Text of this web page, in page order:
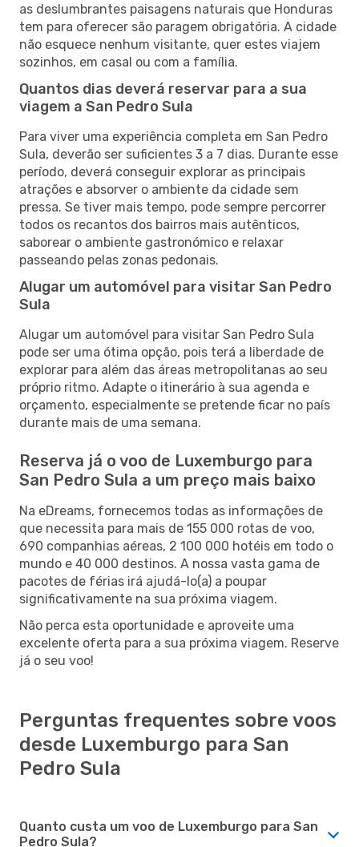
as deslumbrantes paisagens naturais que Honduras
tem para oferecer são paragem obrigatória. A cidade
não esquece nenhum visitante, quer estes viajem
sozinhos, em casal ou com a família.
Quantos dias deverá reservar para a sua
viagem a San Pedro Sula
Para viver uma experiência completa em San Pedro
Sula, deverão ser suficientes 3 a 7 dias. Durante esse
período, deverá conseguir explorar as principais
atrações e absorver o ambiente da cidade sem
pressa. Se tiver mais tempo, pode sempre percorrer
todos os recantos dos bairros mais autênticos,
saborear o ambiente gastronómico e relaxar
passeando pelas zonas pedonais.
Alugar um automóvel para visitar San Pedro
Sula
Alugar um automóvel para visitar San Pedro Sula
pode ser uma ótima opção, pois terá a liberdade de
explorar para além das áreas metropolitanas ao seu
próprio ritmo. Adapte o itinerário à sua agenda e
orçamento, especialmente se pretende ficar no país
durante mais de uma semana.
Reserva já o voo de Luxemburgo para
San Pedro Sula a um preço mais baixo
Na eDreams, fornecemos todas as informações de
que necessita para mais de 155 000 rotas de voo,
690 companhias aéreas, 2 100 000 hotéis em todo o
mundo e 40 000 destinos. A nossa vasta gama de
pacotes de férias irá ajudá-lo(a) a poupar
significativamente na sua próxima viagem.
Não perca esta oportunidade e aproveite uma
excelente oferta para a sua próxima viagem. Reserve
já o seu voo!
Perguntas frequentes sobre voos
desde Luxemburgo para San
Pedro Sula
Quanto custa um voo de Luxemburgo para San
Pedro Sula?